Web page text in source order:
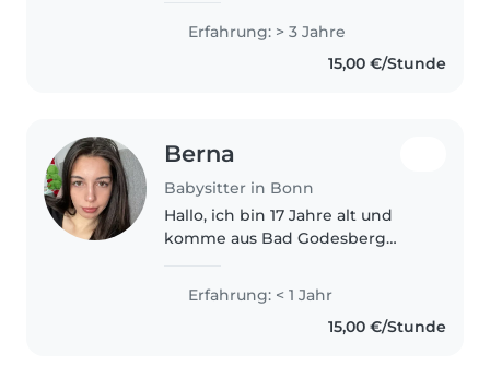
ein Jahr als Au-pair bei einer
deutschen Familie gearbeitet
Erfahrung: > 3 Jahre
15,00 €/Stunde
Berna
Babysitter in Bonn
Hallo, ich bin 17 Jahre alt und
komme aus Bad Godesberg
Babysitter-Job und habe viel
Freude am Umgang mit
Kindern. Ich bin geduldig,
Erfahrung: < 1 Jahr
15,00 €/Stunde